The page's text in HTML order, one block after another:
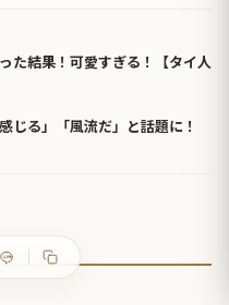
た結果！可愛すぎる！【タイ人
じる」「風流だ」と話題に！